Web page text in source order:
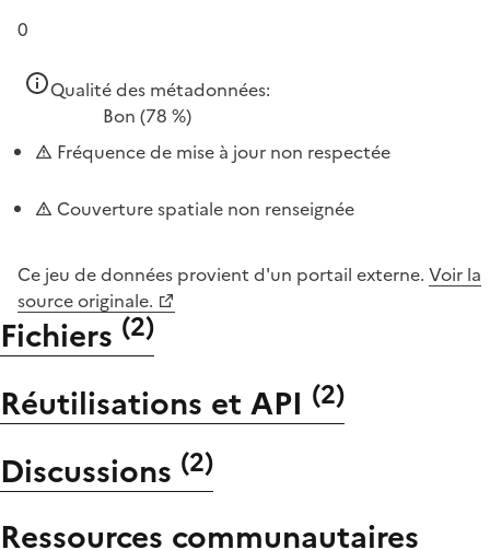
0
Qualité des métadonnées:
Bon (78 %)
Fréquence de mise à jour non respectée
Couverture spatiale non renseignée
Ce jeu de données provient d'un portail externe. Voir la
source originale.
Fichiers (2)
Réutilisations et API (2)
Discussions (2)
Ressources communautaires